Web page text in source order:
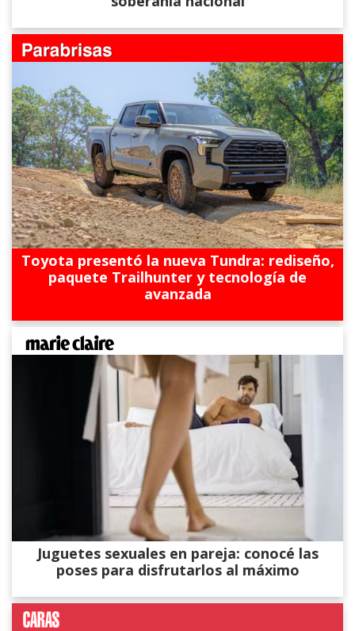
Toyota presentó la nueva Tundra: rediseño,
paquete Trailhunter y tecnología de
avanzada
Juguetes sexuales en pareja: conocé las
poses para disfrutarlos al máximo